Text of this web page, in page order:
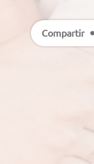
Compartir